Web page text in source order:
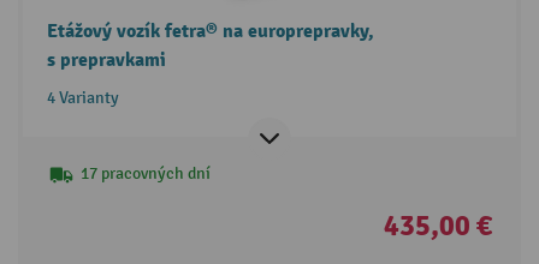
Etážový vozík fetra® na europrepravky,
s prepravkami
4 Varianty
17 pracovných dní
435,00 €